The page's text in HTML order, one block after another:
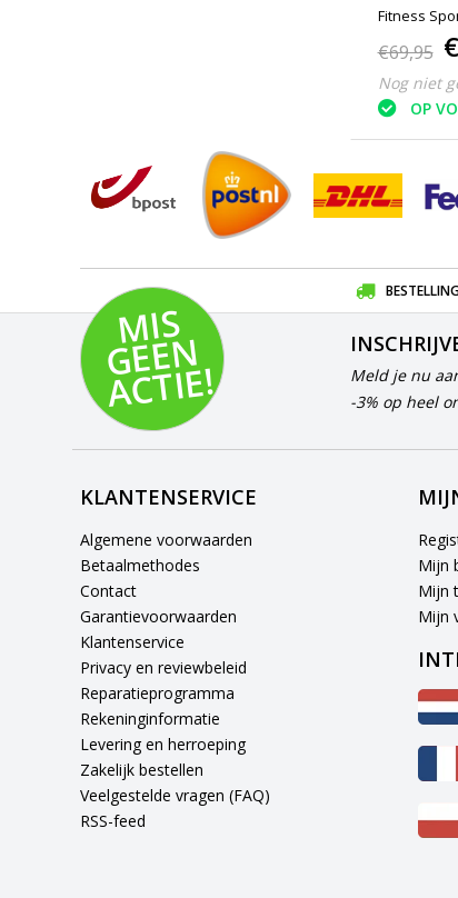
Fitness
Horloge
€69,95
Nog niet
OP
MI
S
G
E
E
N
A
C
TI
E!
Meld je nu
-3% op heel
KLANTENSERVICE
Algemene voorwaarden
Betaalmethodes
Contact
Garantievoorwaarden
Klantenservice
Privacy en reviewbeleid
Reparatieprogramma
Rekeninginformatie
Levering en herroeping
Zakelijk bestellen
Veelgestelde vragen (FAQ)
RSS-feed
Mijn
Mijn
Mijn